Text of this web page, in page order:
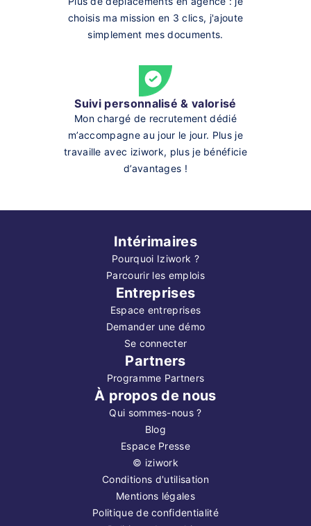
choisis ma mission en 3 clics, j'ajoute
simplement mes documents.
Suivi personnalisé & valorisé
Mon chargé de recrutement dédié
m’accompagne au jour le jour. Plus je
travaille avec iziwork, plus je bénéficie
d’avantages !
Intérimaires
Pourquoi Iziwork ?
Parcourir les emplois
Entreprises
Espace entreprises
Demander une démo
Se connecter
Partners
Programme Partners
À propos de nous
Qui sommes-nous ?
Blog
Espace Presse
© iziwork
Conditions d'utilisation
Mentions légales
Politique de confidentialité